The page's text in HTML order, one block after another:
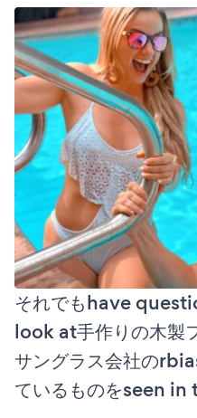
それでもhave
look at手作りの木製
サングラス会社の
ているものをseen in